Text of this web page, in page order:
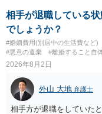
貞発覚後、長期間同居を
場合がありますので、ご
相手が退職している
でしょうか？
#婚姻費用(別居中の生活費など)
#悪意の遺棄
#離婚すること自
2026年8月2日
外山 大地 弁護士
相手方が退職をしていた